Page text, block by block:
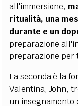
all'immersione,
ritualità, una
durante e un
preparazione
preparazione per
La seconda è la
Valentina, John,
un insegnamento